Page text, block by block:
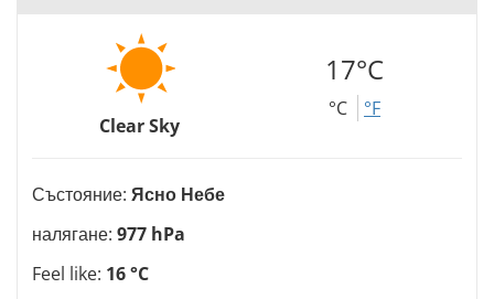
Clear Sky
17°C
°C °F
Състояние: Ясно Небе
налягане: 977 hPa
Feel like: 16 °C